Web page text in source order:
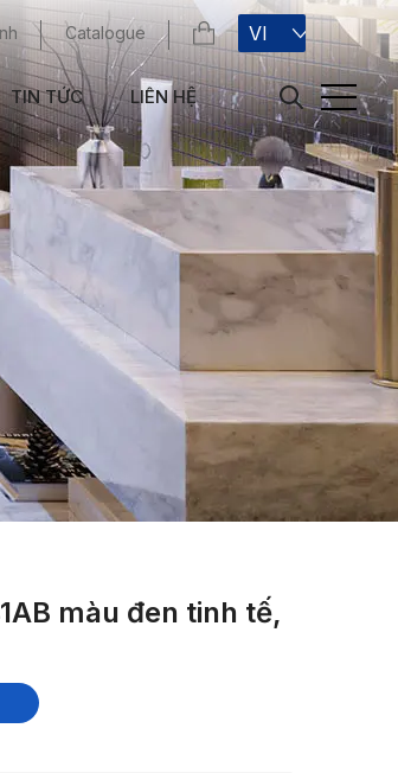
Catalogue VI
TIN TỨC LIÊN HỆ
màu đen tinh tế,